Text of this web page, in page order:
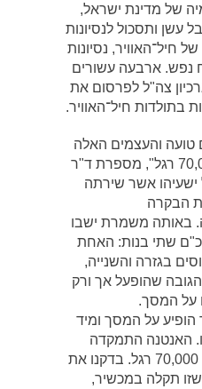
של מדינת ישראל,
עשן ותסכול לנסיונות
חיל־האוויר, נסיונות
נפש. ארבעה עשורים
צה"ל לפרסום את
חיל־האוויר.
טועה והעצמים האלה
לא באמת טסים ב־70,000 רגל", מספרת ד"ר
אשר שירתה
הבקרה
באותה משמרת ישבו
שתי בנות: האחת
בגזרה והשנייה,
שהופעל אך ורק
על המסך.
הופיע על המסך ומיד
האנטנה התמקדה
במטוס, והמכשיר הציג 70,000 רגל. בדקנו את
תקלה במכשיר,